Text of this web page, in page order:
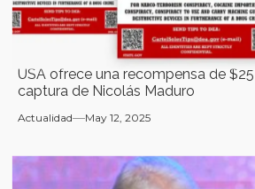
USA ofrece una recompensa de
captura de Nicolás Maduro
Actualidad May 12, 2025